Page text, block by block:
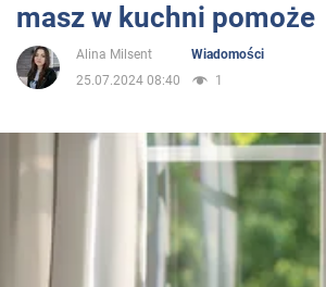
Rozrywka
Społeczeństwo
masz w kuchni pomoże
Alina Milsent
Wiadomości
25.07.2024 08:40
1